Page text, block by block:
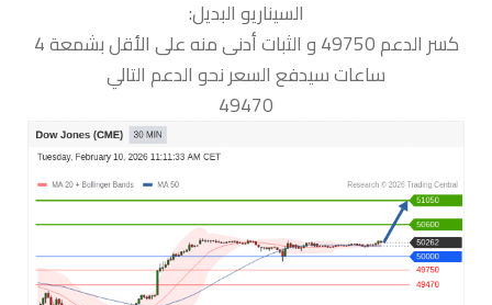
السيناريو البديل:
كسر الدعم 49750 و الثبات أدنى منه على الأقل بشمعة 4
ساعات سيدفع السعر نحو الدعم التالي
49470